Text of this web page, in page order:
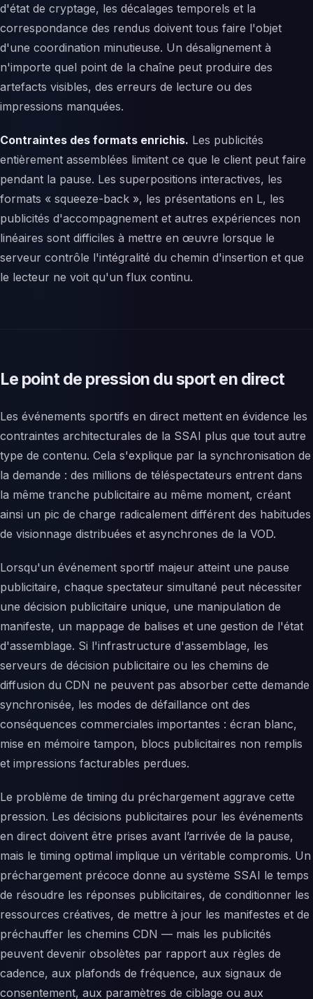
d'état de cryptage, les décalages temporels et la
correspondance des rendus doivent tous faire l'objet
d'une coordination minutieuse. Un désalignement à
n'importe quel point de la chaîne peut produire des
artefacts visibles, des erreurs de lecture ou des
impressions manquées.
Contraintes des formats enrichis. Les publicités
entièrement assemblées limitent ce que le client peut faire
pendant la pause. Les superpositions interactives, les
formats « squeeze-back », les présentations en L, les
publicités d'accompagnement et autres expériences non
linéaires sont difficiles à mettre en œuvre lorsque le
serveur contrôle l'intégralité du chemin d'insertion et que
le lecteur ne voit qu'un flux continu.
Le point de pression du sport en direct
Les événements sportifs en direct mettent en évidence les
contraintes architecturales de la SSAI plus que tout autre
type de contenu. Cela s'explique par la synchronisation de
la demande : des millions de téléspectateurs entrent dans
la même tranche publicitaire au même moment, créant
ainsi un pic de charge radicalement différent des habitudes
de visionnage distribuées et asynchrones de la VOD.
Lorsqu'un événement sportif majeur atteint une pause
publicitaire, chaque spectateur simultané peut nécessiter
une décision publicitaire unique, une manipulation de
manifeste, un mappage de balises et une gestion de l'état
d'assemblage. Si l'infrastructure d'assemblage, les
serveurs de décision publicitaire ou les chemins de
diffusion du CDN ne peuvent pas absorber cette demande
synchronisée, les modes de défaillance ont des
conséquences commerciales importantes : écran blanc,
mise en mémoire tampon, blocs publicitaires non remplis
et impressions facturables perdues.
Le problème de timing du préchargement aggrave cette
pression. Les décisions publicitaires pour les événements
en direct doivent être prises avant l’arrivée de la pause,
mais le timing optimal implique un véritable compromis. Un
préchargement précoce donne au système SSAI le temps
de résoudre les réponses publicitaires, de conditionner les
ressources créatives, de mettre à jour les manifestes et de
préchauffer les chemins CDN — mais les publicités
peuvent devenir obsolètes par rapport aux règles de
cadence, aux plafonds de fréquence, aux signaux de
consentement, aux paramètres de ciblage ou aux